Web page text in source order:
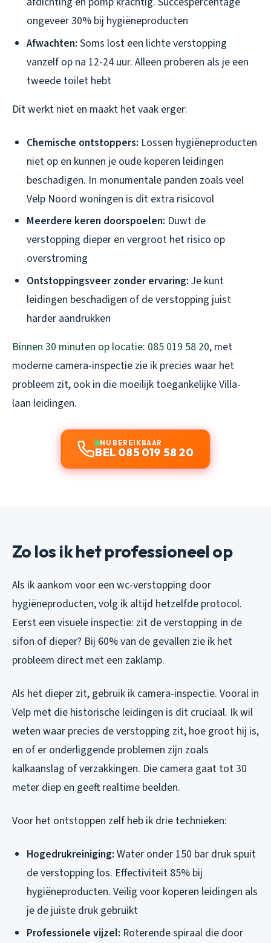
ongeveer 30% bij hygiëneproducten
Afwachten: Soms lost een lichte verstopping
vanzelf op na 12-24 uur. Alleen proberen als je een
tweede toilet hebt
Dit werkt niet en maakt het vaak erger:
Chemische ontstoppers: Lossen hygiëneproducten
niet op en kunnen je oude koperen leidingen
beschadigen. In monumentale panden zoals veel
Velp Noord woningen is dit extra risicovol
Meerdere keren doorspoelen: Duwt de
verstopping dieper en vergroot het risico op
overstroming
Ontstoppingsveer zonder ervaring: Je kunt
leidingen beschadigen of de verstopping juist
harder aandrukken
Binnen 30 minuten op locatie: 085 019 58 20, met
moderne camera-inspectie zie ik precies waar het
probleem zit, ook in die moeilijk toegankelijke Villa-
laan leidingen.
NU BEREIKBAAR
BEL 085 019 58 20
Zo los ik het professioneel op
Als ik aankom voor een wc-verstopping door
hygiëneproducten, volg ik altijd hetzelfde protocol.
Eerst een visuele inspectie: zit de verstopping in de
sifon of dieper? Bij 60% van de gevallen zie ik het
probleem direct met een zaklamp.
Als het dieper zit, gebruik ik camera-inspectie. Vooral in
Velp met die historische leidingen is dit cruciaal. Ik wil
weten waar precies de verstopping zit, hoe groot hij is,
en of er onderliggende problemen zijn zoals
kalkaanslag of verzakkingen. Die camera gaat tot 30
meter diep en geeft realtime beelden.
Voor het ontstoppen zelf heb ik drie technieken:
Hogedrukreiniging: Water onder 150 bar druk spuit
de verstopping los. Effectiviteit 85% bij
hygiëneproducten. Veilig voor koperen leidingen als
je de juiste druk gebruikt
Professionele vijzel: Roterende spiraal die door